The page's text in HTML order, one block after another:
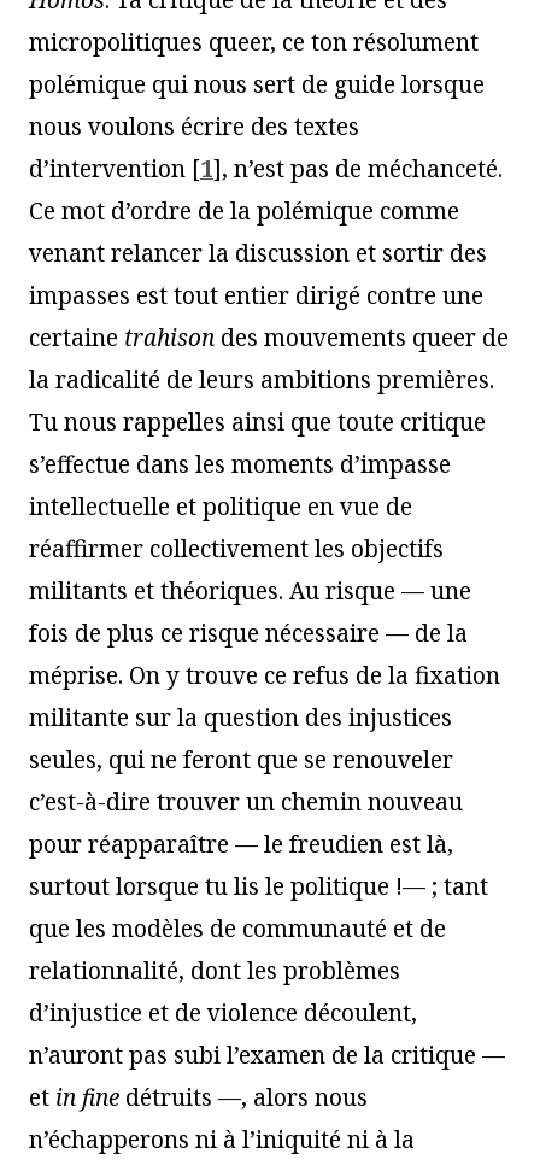
micropolitiques queer, ce ton résolument
polémique qui nous sert de guide lorsque
nous voulons écrire des textes
d’intervention [1], n’est pas de méchanceté.
Ce mot d’ordre de la polémique comme
venant relancer la discussion et sortir des
impasses est tout entier dirigé contre une
certaine trahison des mouvements queer de
la radicalité de leurs ambitions premières.
Tu nous rappelles ainsi que toute critique
s’effectue dans les moments d’impasse
intellectuelle et politique en vue de
réaffirmer collectivement les objectifs
militants et théoriques. Au risque — une
fois de plus ce risque nécessaire — de la
méprise. On y trouve ce refus de la fixation
militante sur la question des injustices
seules, qui ne feront que se renouveler
c’est-à-dire trouver un chemin nouveau
pour réapparaître — le freudien est là,
surtout lorsque tu lis le politique !— ; tant
que les modèles de communauté et de
relationnalité, dont les problèmes
d’injustice et de violence découlent,
n’auront pas subi l’examen de la critique —
et in fine détruits —, alors nous
n’échapperons ni à l’iniquité ni à la